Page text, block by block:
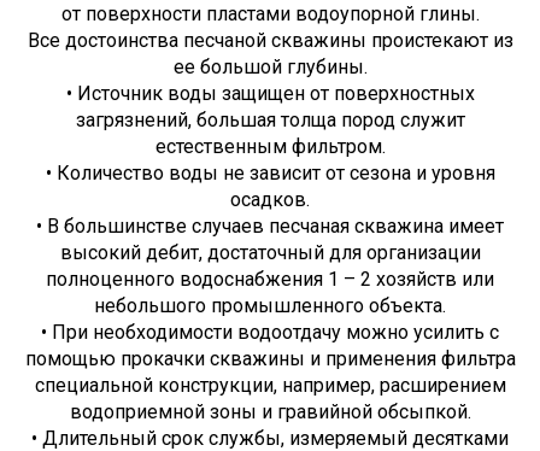
от поверхности пластами водоупорной глины.
Все достоинства песчаной скважины проистекают из
ее большой глубины.
• Источник воды защищен от поверхностных
загрязнений, большая толща пород служит
естественным фильтром.
• Количество воды не зависит от сезона и уровня
осадков.
• В большинстве случаев песчаная скважина имеет
высокий дебит, достаточный для организации
полноценного водоснабжения 1 – 2 хозяйств или
небольшого промышленного объекта.
• При необходимости водоотдачу можно усилить с
помощью прокачки скважины и применения фильтра
специальной конструкции, например, расширением
водоприемной зоны и гравийной обсыпкой.
• Длительный срок службы, измеряемый десятками